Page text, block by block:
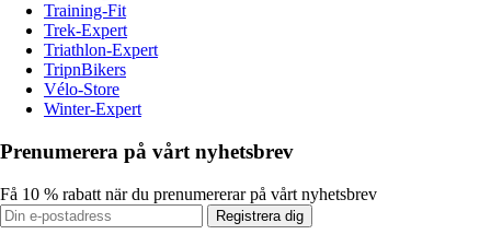
Training-Fit
Trek-Expert
Triathlon-Expert
TripnBikers
Vélo-Store
Winter-Expert
Prenumerera på vårt nyhetsbrev
Få 10 % rabatt när du prenumererar på vårt nyhetsbrev
Registrera dig